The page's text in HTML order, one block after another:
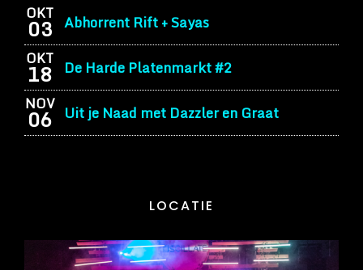
OKT
03 Abhorrent Rift + Sayas
OKT
18 De Harde Platenmarkt #2
NOV
06 Uit je Naad met Dazzler en Graat
LOCATIE